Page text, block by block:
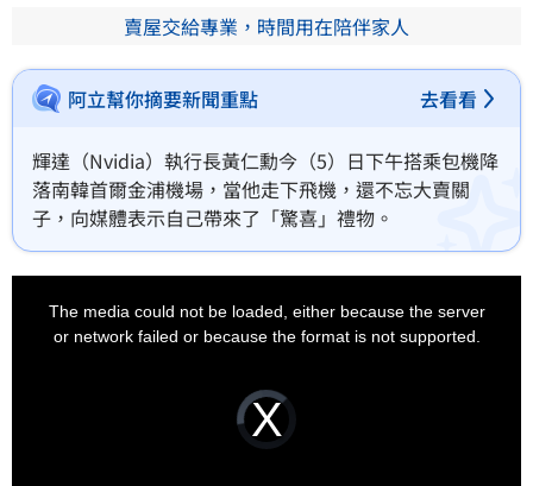
賣屋交給專業，時間用在陪伴家人
阿立幫你摘要新聞重點 去看看
輝達（Nvidia）執行長黃仁勳今（5）日下午搭乘包機降
落南韓首爾金浦機場，當他走下飛機，還不忘大賣關
子，向媒體表示自己帶來了「驚喜」禮物。
Video
Player
loading.
The media could not be loaded, either because the server
or network failed or because the format is not supported.